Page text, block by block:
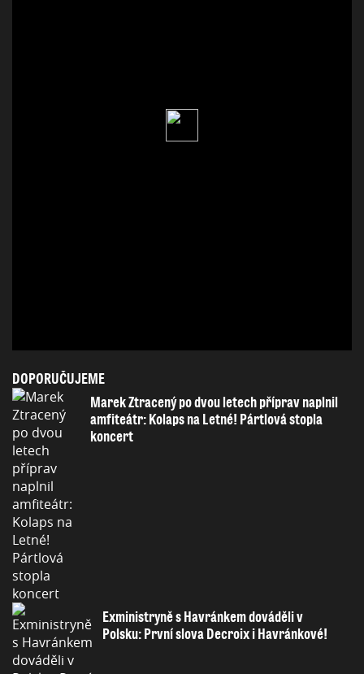
DOPORUČUJEME
Marek Ztracený po dvou letech příprav naplnil
amfiteátr: Kolaps na Letné! Pártlová stopla
koncert
Exministryně s Havránkem dováděli v
Polsku: První slova Decroix i Havránkové!